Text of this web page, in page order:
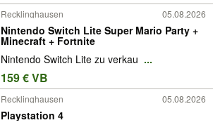
Recklinghausen 05.08.2026
Nintendo Switch Lite Super Mario Party +
Minecraft + Fortnite
Nintendo Switch Lite zu verkau ...
159 € VB
Recklinghausen 05.08.2026
Playstation 4